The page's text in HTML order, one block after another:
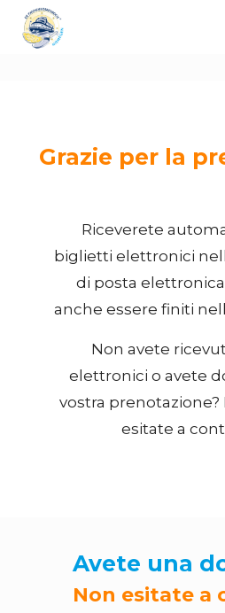
Grazie per la
Riceverete
biglietti elettronici
di posta
anche essere finiti
Non avete
elettronici o avete
vostra prenotazione?
esitate a
Avete una
Non esitate a